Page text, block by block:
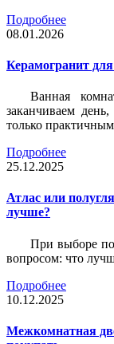
Подробнее
08.01.2026
Керамогранит
Ванная
заканчиваем
только
Подробнее
25.12.2025
Атлас или
лучше?
При выборе
вопросом: что
Подробнее
10.12.2025
Межкомнатная